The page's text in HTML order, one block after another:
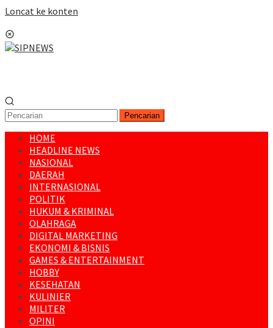
Loncat ke konten
Pencarian
HOME
HEADLINE NEWS
NASIONAL
DAERAH
INTERNASIONAL
POLITIK
HUKUM & KRIMINAL
OLAHRAGA
DIGITAL MARKETING
EKONOMI & BISNIS
GAMES & ENTERTAINMENT
HOBBY
KESEHATAN
KULINIER
MILITER
OPINI